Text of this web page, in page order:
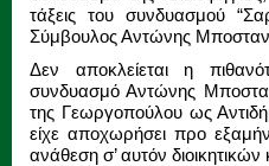
τάξεις του συνδυασμού
Σύμβουλος Αντώνης
Δεν αποκλείεται η
συνδυασμό Αντώνης
της Γεωργοπούλου ως
είχε αποχωρήσει προ
ανάθεση σ’ αυτόν